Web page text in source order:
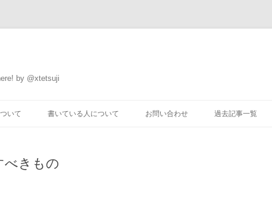
by @xtetsuji
いて 書いている人について お問い合わせ 過去記事一覧
べきもの